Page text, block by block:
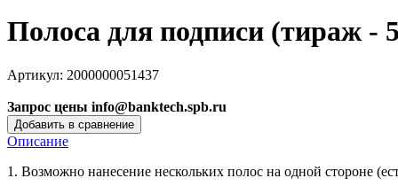
Полоса для подписи (тираж -
Артикул: 2000000051437
Запрос цены info@banktech.spb.ru
Описание
1. Возможно нанесение нескольких полос на одной стороне